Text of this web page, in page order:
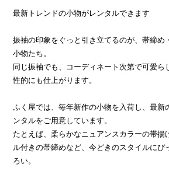
最新トレンドの小物がレンタルできます
振袖の印象をぐっと引き立てるのが、帯締め
小物たち。
同じ振袖でも、コーディネート次第で可愛ら
性的にも仕上がります。
ふく屋では、毎年新作の小物を入荷し、最新
ンタルをご用意しています。
たとえば、柔らかなニュアンスカラーの帯揚
ル付きの帯締めなど、今どきのスタイルにぴ
ろい。